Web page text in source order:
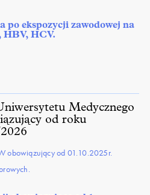
po ekspozycji zawodowej na
HBV, HCV.
Medycznego
od roku
obowiązujący od 01.10.2025r.